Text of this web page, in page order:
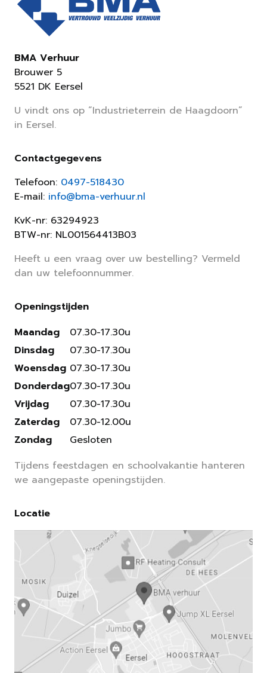
BMA Verhuur
Brouwer 5
5521 DK Eersel
U vindt ons op “Industrieterrein de Haagdoorn”
in Eersel.
Contactgegevens
Telefoon: 0497-518430
E-mail: info@bma-verhuur.nl
KvK-nr: 63294923
BTW-nr: NL001564413B03
Heeft u een vraag over uw bestelling? Vermeld
dan uw telefoonnummer.
Openingstijden
Maandag
Dinsdag
Woensdag
Donderdag
Vrijdag
Zaterdag
Zondag
07.30-17.30u
07.30-17.30u
07.30-17.30u
07.30-17.30u
07.30-17.30u
07.30-12.00u
Gesloten
Tijdens feestdagen en schoolvakantie hanteren
we aangepaste openingstijden.
Locatie